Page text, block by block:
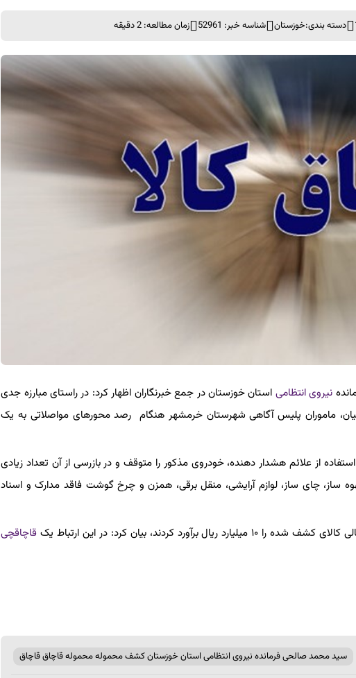
دسته بندی:خوزستان شناسه خبر: 52961 زمان مطالعه: 2 دقیقه
نیروی انتظامی استان خوزستان در جمع خبرنگاران اظهار کرد: در راستای مبارزه جدی
ماموران پلیس آگاهی شهرستان خرمشهر هنگام رصد محورهای مواصلاتی به یک
از علائم هشدار دهنده، خودروی مذکور را متوقف و در بازرسی از آن تعداد زیادی
ساز، چای ساز، لوازم آرایشی، منقل برقی، همزن و چرخ گوشت فاقد مدارک و اسناد
کردند، بیان کرد: در این ارتباط یک
قاچاقچی
سید محمد صالحی فرمانده نیروی انتظامی استان خوزستان کشف محموله محموله قاچاق قاچاق